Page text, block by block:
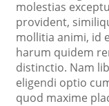
molestias
provident,
mollitia animi, id
harum quidem
distinctio. Nam
eligendi optio
quod maxime